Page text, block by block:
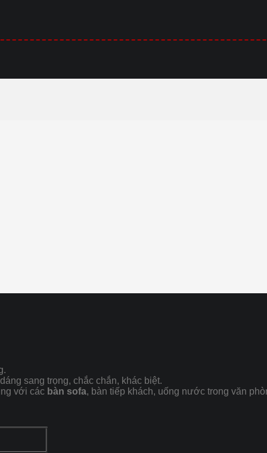
sang trọng, chắc chắn, khác biệt.
với các bàn sofa, bàn tiếp khách, uống nước trong văn